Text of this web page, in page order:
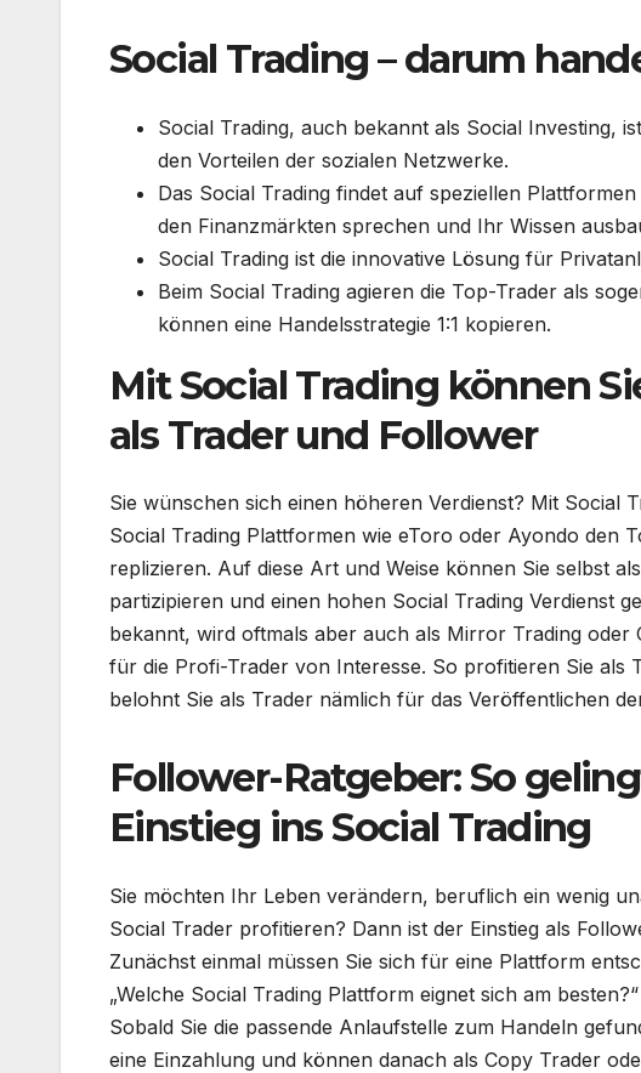
Social Trading – darum
Social Trading, auch bekannt als Social Investing,
den Vorteilen der sozialen Netzwerke.
Das Social Trading findet auf speziellen
den Finanzmärkten sprechen und Ihr Wissen
Social Trading ist die innovative Lösung für
Beim Social Trading agieren die Top-Trader als
können eine Handelsstrategie 1:1 kopieren.
Mit Social Trading können
als Trader und Follower
Sie wünschen sich einen höheren Verdienst? Mit Social
Social Trading Plattformen wie eToro oder Ayondo den
replizieren. Auf diese Art und Weise können Sie selbst
partizipieren und einen hohen Social Trading Verdienst
bekannt, wird oftmals aber auch als Mirror Trading oder
für die Profi-Trader von Interesse. So profitieren Sie als
belohnt Sie als Trader nämlich für das Veröffentlichen
Follower-Ratgeber:So
Einstieg ins Social Trading
Sie möchten Ihr Leben verändern, beruflich ein wenig
Social Trader profitieren? Dann ist der Einstieg als
Zunächst einmal müssen Sie sich für eine Plattform
„Welche Social Trading Plattform eignet sich am
Sobald Sie die passende Anlaufstelle zum Handeln
eine Einzahlung und können danach als Copy Trader